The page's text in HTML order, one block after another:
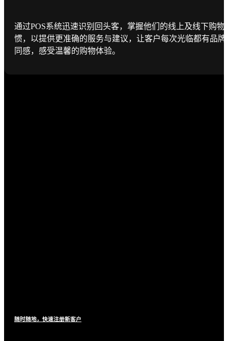
通过POS系统迅速识别回头客，掌握他们的线上及线下购物
惯，以提供更准确的服务与建议，让客户每次光临都有品牌
同感，感受温馨的购物体验。
随时随地，快速注册新客户